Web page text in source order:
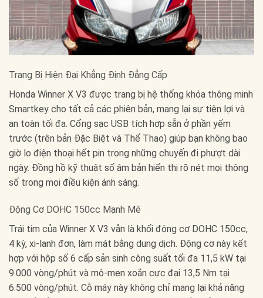
Trang Bị Hiện Đại Khẳng Định Đẳng Cấp
Honda Winner X V3 được trang bị hệ thống khóa thông minh
Smartkey cho tất cả các phiên bản, mang lại sự tiện lợi và
an toàn tối đa. Cổng sạc USB tích hợp sẵn ở phần yếm
trước (trên bản Đặc Biệt và Thể Thao) giúp bạn không bao
giờ lo điện thoại hết pin trong những chuyến đi phượt dài
ngày. Đồng hồ kỹ thuật số âm bản hiển thị rõ nét mọi thông
số trong mọi điều kiện ánh sáng.
Động Cơ DOHC 150cc Mạnh Mẽ
Trái tim của Winner X V3 vẫn là khối động cơ DOHC 150cc,
4 kỳ, xi-lanh đơn, làm mát bằng dung dịch. Động cơ này kết
hợp với hộp số 6 cấp sản sinh công suất tối đa 11,5 kW tại
9.000 vòng/phút và mô-men xoắn cực đại 13,5 Nm tại
6.500 vòng/phút. Cỗ máy này không chỉ mang lại khả năng